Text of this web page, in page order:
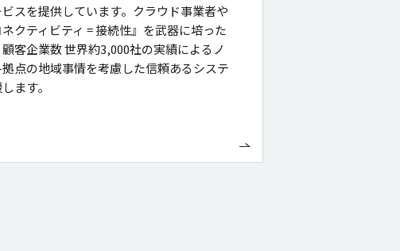
スを提供しています。クラウド事業者や
クティビティ = 接続性』を武器に培った
客企業数 世界約3,000社の実績によるノ
点の地域事情を考慮した信頼あるシステ
ます。